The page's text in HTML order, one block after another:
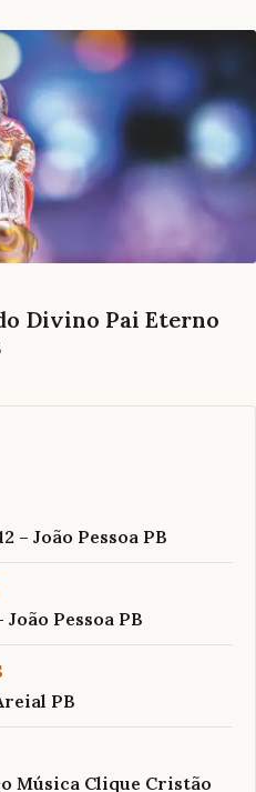
Divino Pai Eterno
– João Pessoa PB
Pessoa PB
PB
Música Clique Cristão